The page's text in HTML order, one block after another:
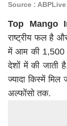
Source : ABPLive
Top Mango
राष्ट्रीय फल है
में आम की 1,500
देशों में की
ज्यादा किस्में मिल
अल्फोंसो तक.